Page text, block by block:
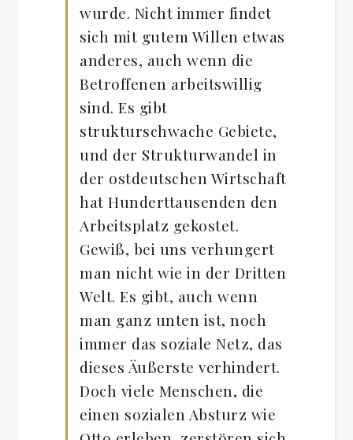
wurde. Nicht immer findet
sich mit gutem Willen etwas
anderes, auch wenn die
Betroffenen arbeitswillig
sind. Es gibt
strukturschwache Gebiete,
und der Strukturwandel in
der ostdeutschen Wirtschaft
hat Hunderttausenden den
Arbeitsplatz gekostet.
Gewiß, bei uns verhungert
man nicht wie in der Dritten
Welt. Es gibt, auch wenn
man ganz unten ist, noch
immer das soziale Netz, das
dieses Äußerste verhindert.
Doch viele Menschen, die
einen sozialen Absturz wie